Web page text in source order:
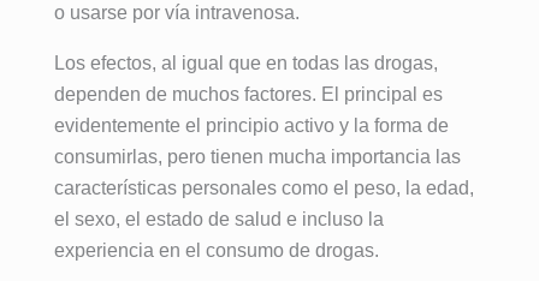
o usarse por vía intravenosa.
Los efectos, al igual que en todas las drogas,
dependen de muchos factores. El principal es
evidentemente el principio activo y la forma de
consumirlas, pero tienen mucha importancia las
características personales como el peso, la edad,
el sexo, el estado de salud e incluso la
experiencia en el consumo de drogas.